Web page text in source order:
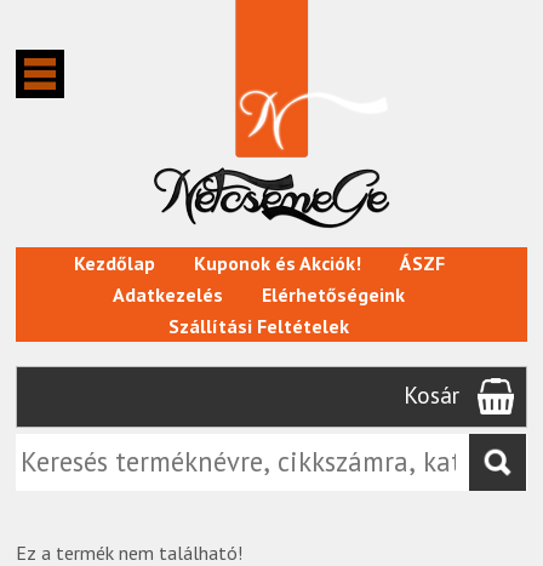
Kezdőlap Kuponok és Akciók!
ÁSZF
Adatkezelés
Elérhetőségeink
Szállítási Feltételek
Kosár
Ez a termék nem található!